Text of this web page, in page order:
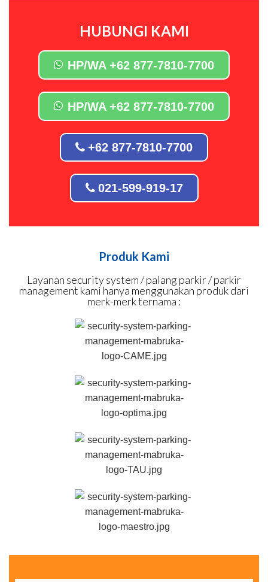
HUBUNGI KAMI
HP/WA +62 877-7810-7700
HP/WA +62 877-7810-7700
+62 877-7810-7700
021-599-919-17
Produk Kami
Layanan security system / palang parkir / parkir
management kami hanya menggunakan produk dari
merk-merk ternama :